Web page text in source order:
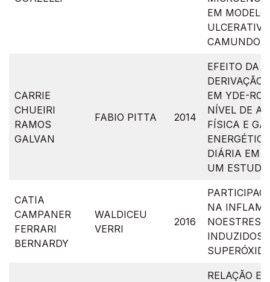
EM
CARRIE
CHUEIRI
RAMOS
GALVAN
FABIO PITTA 2014
EFEITO DA
DERIVAÇÃO
EM YDE-
NÍVEL DE
FÍSICA E
DIÁRIA EM
UM
CATIA
CAMPANER
FERRARI
BERNARDY
WALDICEU
VERRI
2016
NA
INDUZIDOS
RELAÇÃO